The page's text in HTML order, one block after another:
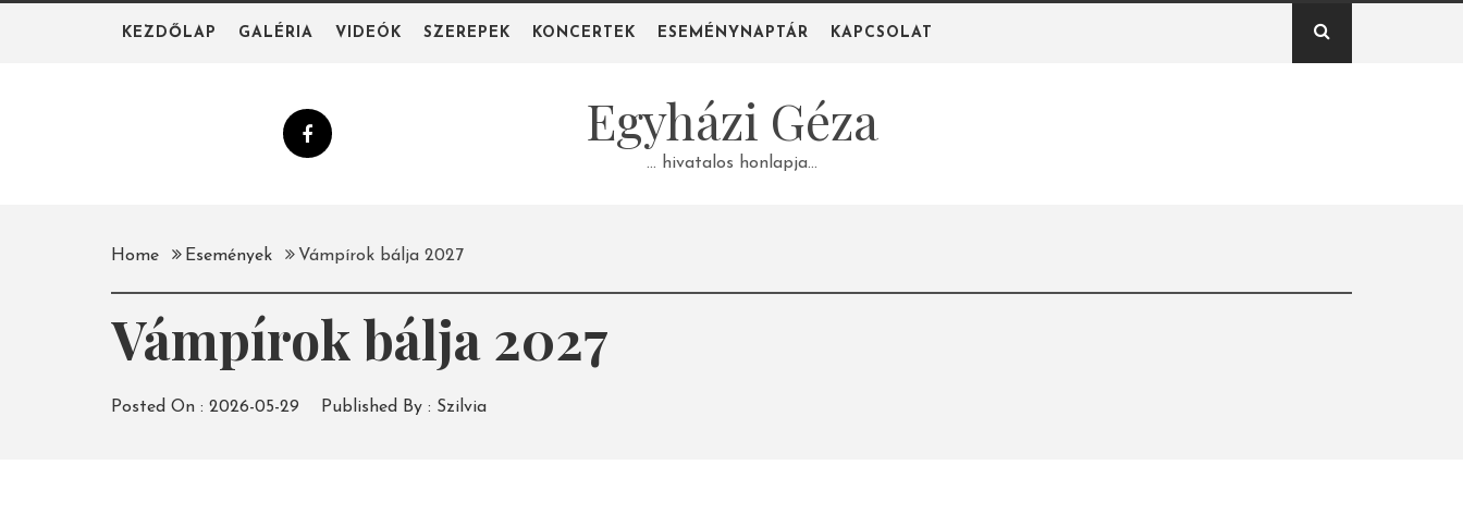
KEZDŐLAP GALÉRIA VIDEÓK SZEREPEK KONCERTEK ESEMÉNYNAPTÁR KAPCSOLAT
Egyházi Géza
… hivatalos honlapja…
Home Események Vámpírok bálja 2027
Vámpírok bálja 2027
Posted On : 2026-05-29 Published By : Szilvia